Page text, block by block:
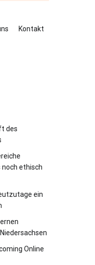
Kontakt
des
noch ethisch
ein
Online